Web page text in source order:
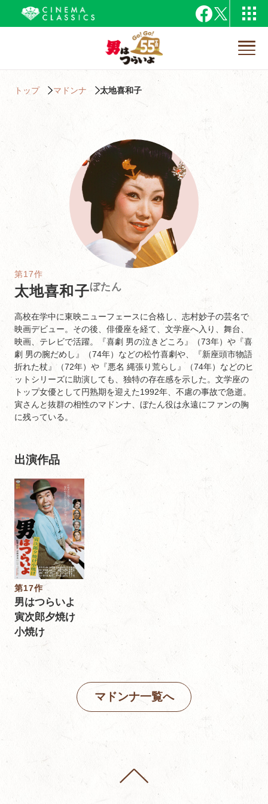
トップ マドンナ 太地喜和子
第17作
太地喜和子ぼたん
高校在学中に東映ニューフェースに合格し、志村妙子の芸名で
映画デビュー。その後、俳優座を経て、文学座へ入り、舞台、
映画、テレビで活躍。『喜劇 男の泣きどころ』（73年）や『喜
劇 男の腕だめし』（74年）などの松竹喜劇や、『新座頭市物語
折れた杖』（72年）や『悪名 縄張り荒らし』（74年）などのヒ
ットシリーズに助演しても、独特の存在感を示した。文学座の
トップ女優として円熟期を迎えた1992年、不慮の事故で急逝。
寅さんと抜群の相性のマドンナ、ぼたん役は永遠にファンの胸
に残っている。
出演作品
第17作
男はつらいよ
寅次郎夕焼け
小焼け
マドンナ一覧へ